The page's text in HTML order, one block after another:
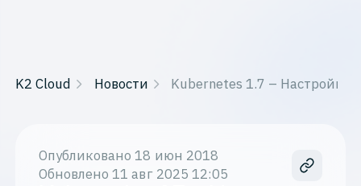
K2 Cloud Новости Kubernetes 1.7 – Настройка
Опубликовано 18 июн 2018
Обновлено 11 авг 2025 12:05